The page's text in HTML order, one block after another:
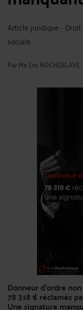
Article juridique -
sociale
ParMe Eric ROCHEBLAVE
Donneur d'ordre
78 318 € réclamés
Une signature